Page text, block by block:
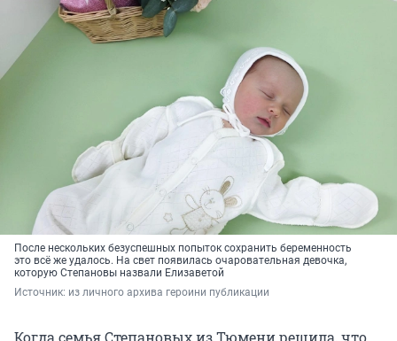
После нескольких безуспешных попыток сохранить беременность
это всё же удалось. На свет появилась очаровательная девочка,
которую Степановы назвали Елизаветой
Источник: из личного архива героини публикации
Когда семья Степановых из Тюмени решила, что